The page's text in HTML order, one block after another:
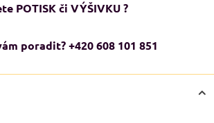
POTISK či VÝŠIVKU ?
poradit? +420 608 101 851